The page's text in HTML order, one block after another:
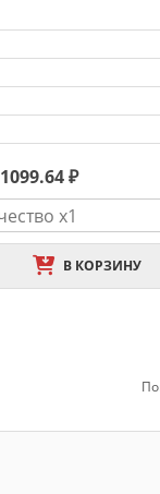
1099.64 ₽
В КОРЗИНУ